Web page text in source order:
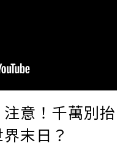
意！千萬別抬
末日？